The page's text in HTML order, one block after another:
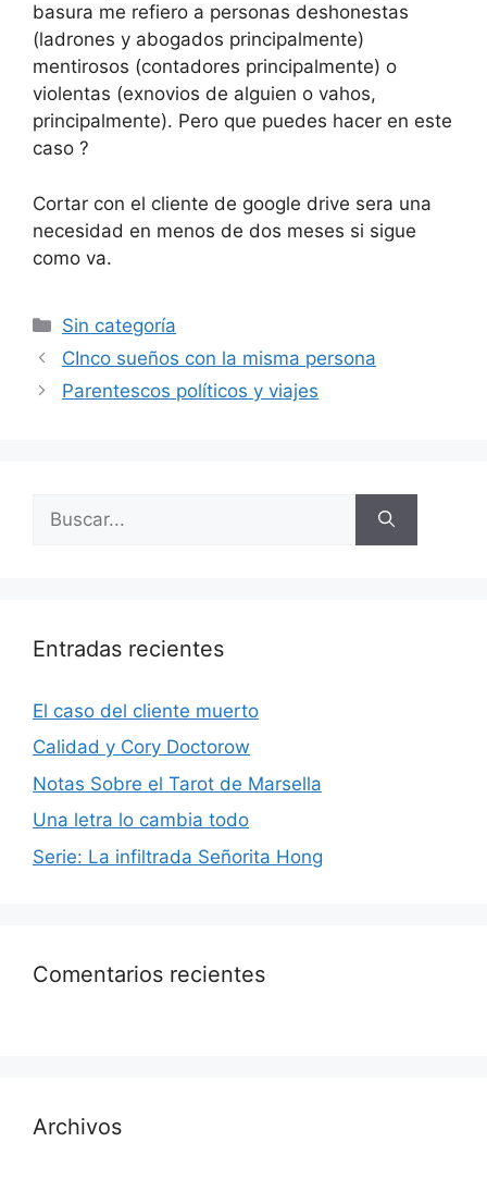
basura me refiero a personas deshonestas
(ladrones y abogados principalmente)
mentirosos (contadores principalmente) o
violentas (exnovios de alguien o vahos,
principalmente). Pero que puedes hacer en este
caso ?
Cortar con el cliente de google drive sera una
necesidad en menos de dos meses si sigue
como va.
Categorías
Sin categoría
CInco sueños con la misma persona
Parentescos políticos y viajes
Entradas recientes
El caso del cliente muerto
Calidad y Cory Doctorow
Notas Sobre el Tarot de Marsella
Una letra lo cambia todo
Serie: La infiltrada Señorita Hong
Comentarios recientes
Archivos